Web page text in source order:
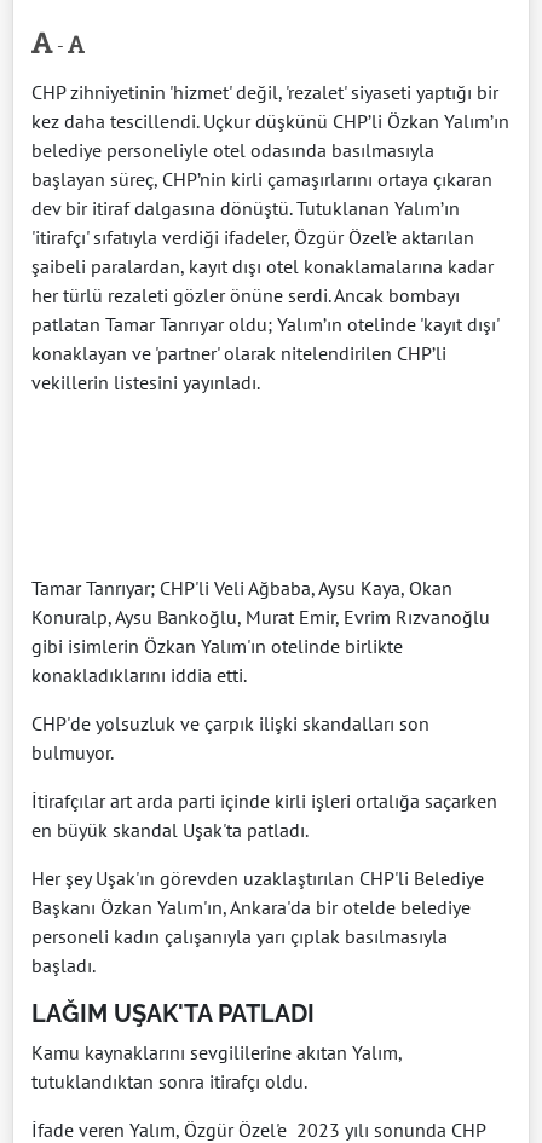
-
CHP zihniyetinin 'hizmet' değil, 'rezalet' siyaseti yaptığı bir
kez daha tescillendi. Uçkur düşkünü CHP’li Özkan Yalım’ın
belediye personeliyle otel odasında basılmasıyla
başlayan süreç, CHP’nin kirli çamaşırlarını ortaya çıkaran
dev bir itiraf dalgasına dönüştü. Tutuklanan Yalım’ın
'itirafçı' sıfatıyla verdiği ifadeler, Özgür Özel’e aktarılan
şaibeli paralardan, kayıt dışı otel konaklamalarına kadar
her türlü rezaleti gözler önüne serdi. Ancak bombayı
patlatan Tamar Tanrıyar oldu; Yalım’ın otelinde 'kayıt dışı'
konaklayan ve 'partner' olarak nitelendirilen CHP’li
vekillerin listesini yayınladı.
Tamar Tanrıyar; CHP'li Veli Ağbaba, Aysu Kaya, Okan
Konuralp, Aysu Bankoğlu, Murat Emir, Evrim Rızvanoğlu
gibi isimlerin Özkan Yalım'ın otelinde birlikte
konakladıklarını iddia etti.
CHP'de yolsuzluk ve çarpık ilişki skandalları son
bulmuyor.
İtirafçılar art arda parti içinde kirli işleri ortalığa saçarken
en büyük skandal Uşak'ta patladı.
Her şey Uşak'ın görevden uzaklaştırılan CHP'li Belediye
Başkanı Özkan Yalım'ın, Ankara'da bir otelde belediye
personeli kadın çalışanıyla yarı çıplak basılmasıyla
başladı.
LAĞIM UŞAK'TA PATLADI
Kamu kaynaklarını sevgililerine akıtan Yalım,
tutuklandıktan sonra itirafçı oldu.
İfade veren Yalım, Özgür Özel'e 2023 yılı sonunda CHP